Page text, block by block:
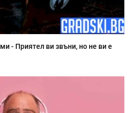
- Приятел ви звъни, но не ви е